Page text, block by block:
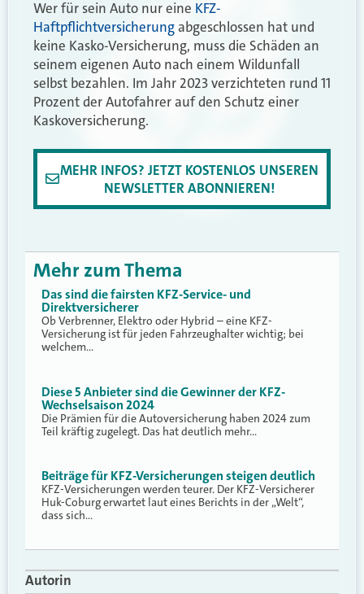
Wer für sein Auto nur eine KFZ-
Haftpflichtversicherungabgeschlossen hat und
keine Kasko-Versicherung, muss die Schäden an
seinem eigenen Auto nach einem Wildunfall
selbst bezahlen. Im Jahr 2023 verzichteten rund 11
Prozent der Autofahrer auf den Schutz einer
Kaskoversicherung.
MEHR INFOS? JETZT KOSTENLOS UNSEREN
NEWSLETTER ABONNIEREN!
Mehr zum Thema
Das sind die fairsten KFZ-Service- und
Direktversicherer
Ob Verbrenner, Elektro oder Hybrid – eine KFZ-
Versicherung ist für jeden Fahrzeughalter wichtig; bei
welchem…
Diese 5 Anbieter sind die Gewinner der KFZ-
Wechselsaison 2024
Die Prämien für die Autoversicherung haben 2024 zum
Teil kräftig zugelegt. Das hat deutlich mehr…
Beiträge für KFZ-Versicherungen steigen deutlich
KFZ-Versicherungen werden teurer. Der KFZ-Versicherer
Huk-Coburg erwartet laut eines Berichts in der „Welt“,
dass sich…
Autorin